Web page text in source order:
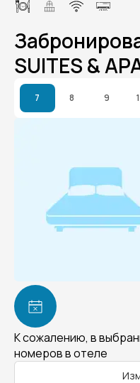
SUITES &
7 8 9
К сожалению, в
номеров в отеле